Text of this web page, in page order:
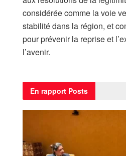
considérée comme la voie
stabilité dans la région, et
pour prévenir la reprise et
l’avenir.
En rapport Posts